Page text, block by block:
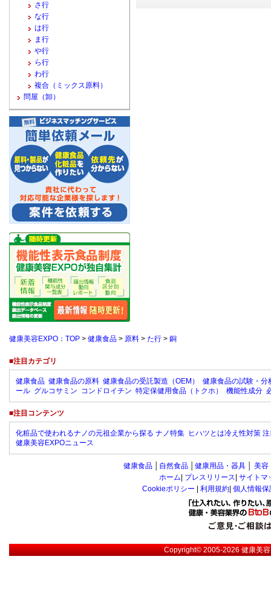
さ行
な行
は行
ま行
や行
ら行
わ行
複合（ミックス原料）
問屋（卸）
健康美容EXPO：TOP > 健康食品 > 原料 > た行 > 銅
■注目カテゴリ
健康食品 健康食品の原料 健康食品の受託製造（OEM）
健康食品の試験・分
ール グルコサミン コンドロイチン 特定保健用食品（トクホ） 機能性成分
■注目コンテンツ
化粧品で使われるナノの元祖企業から探る ナノ特集 ヒハツとは冷え性対策
健康美容EXPOニュース
健康食品 自然食品 健康用品・器具 美容
ホーム プレスリリース サイトマ
Cookieポリシー
利用規約 個人情報
Copyright© 2005-2026健康美